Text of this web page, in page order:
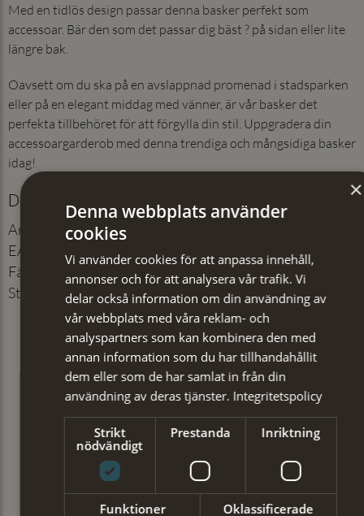
Med en tidlös design passar denna basker perfekt som
accessoar. Bär den som det passar dig bäst ? på sidan eller lite
längre bak.
Oavsett om du ska på en avslappnad promenad i stadsparken
eller på en elegant middag med vänner, är vår basker det
perfekta tillbehöret för att förgylla din stil. Uppgradera din
accessoargarderob med denna trendiga och mångsidiga basker
idag!
Detaljer
Artikelnummer:
EAN
7350171065920
Färg
Mörkgrön
Storlek
57-58
×
Denna webbplats använder
cookies
Vi använder cookies för att anpassa innehåll,
annonser och för att analysera vår trafik. Vi
delar också information om din användning av
vår webbplats med våra reklam- och
analyspartners som kan kombinera den med
annan information som du har tillhandahållit
dem eller som de har samlat in från din
användning av deras tjänster. Integritetspolicy
Strikt
nödvändigt
Prestanda Inriktning
Funktioner Oklassificerade